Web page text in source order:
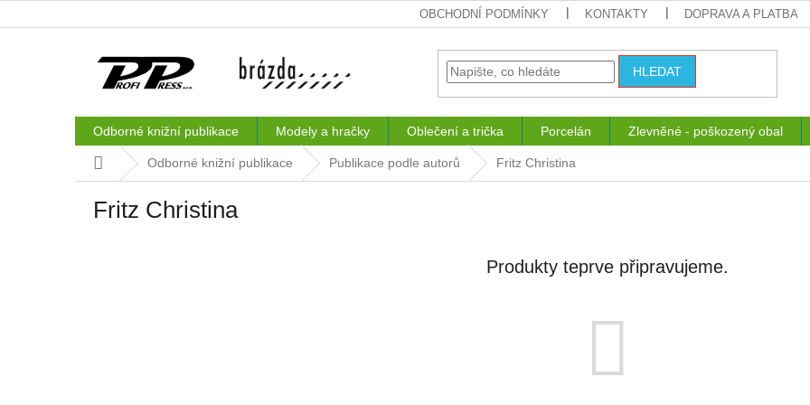
na
OBCHODNÍ PODMÍNKY KONTAKTY DOPRAVA A PLATBA
HLEDAT
Odborné knižní publikace Modely a hračky Oblečení a trička Porcelán Zlevněné - poškozený obal
Domů Odborné knižní publikace Publikace podle autorů Fritz Christina
Fritz Christina
Produkty teprve připravujeme.